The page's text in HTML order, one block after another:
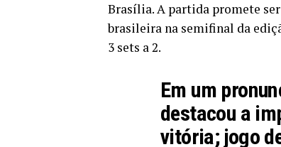
Brasília. A partida promete
brasileira na semifinal da
3 sets a 2.
Em um
destacou a
vitória; jogo